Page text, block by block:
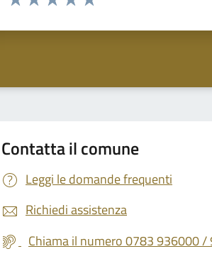
Contatta il comune
Leggi le domande frequenti
Richiedi assistenza
Chiama il numero 0783 936000 /